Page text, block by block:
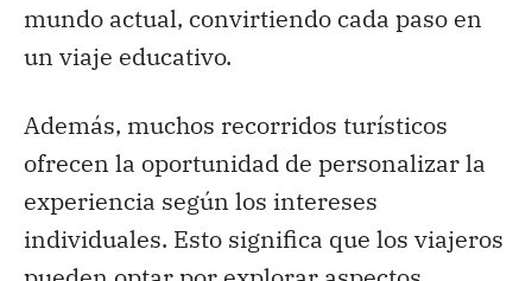
mundo actual, convirtiendo cada paso en
un viaje educativo.
Además, muchos recorridos turísticos
ofrecen la oportunidad de personalizar la
experiencia según los intereses
individuales. Esto significa que los viajeros